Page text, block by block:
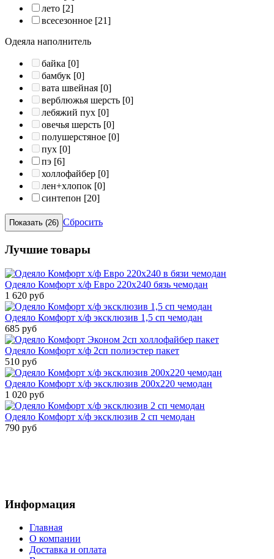
лето [2]
всесезонное [21]
Одеяла наполнитель
байка [0]
бамбук [0]
вата швейная [0]
верблюжья шерсть [0]
лебяжий пух [0]
овечья шерсть [0]
полушерстяное [0]
пух [0]
пэ [6]
холлофайбер [0]
лен+хлопок [0]
синтепон [20]
Сбросить
Лучшие товары
Одеяло Комфорт х/ф Евро 220х240 бязь чемодан
1 620 руб
Одеяло Комфорт х/ф эксклюзив 1,5 сп чемодан
685 руб
Одеяло Комфорт х/ф 2сп полиэстер пакет
510 руб
Одеяло Комфорт х/ф эксклюзив 200х220 чемодан
1 020 руб
Одеяло Комфорт х/ф эксклюзив 2 сп чемодан
790 руб
Информация
Главная
О компании
Доставка и оплата